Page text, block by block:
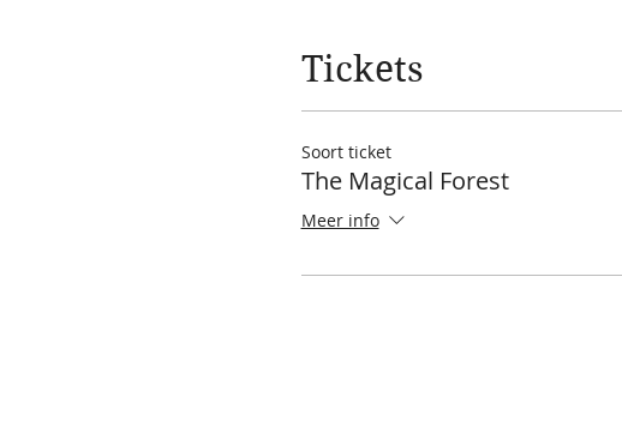
Tickets
Soort ticket
The Magical Forest
Meer info